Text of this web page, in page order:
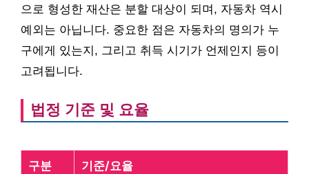
으로 형성한 재산은 분할 대상이 되며, 자동차 역시
예외는 아닙니다. 중요한 점은 자동차의 명의가 누
구에게 있는지, 그리고 취득 시기가 언제인지 등이
고려됩니다.
법정 기준 및 요율
구분 기준/요율